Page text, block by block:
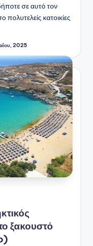
σε αυτό τον
πολυτελείς κατοικίες
2025
ξακουστό